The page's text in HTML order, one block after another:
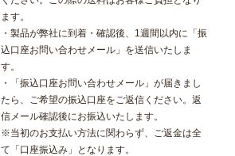
ます。
・製品が弊社に到着・確認後、1週間以内に「振
込口座お問い合わせメール」を送信いたしま
す。
・「振込口座お問い合わせメール」が届きまし
たら、ご希望の振込口座をご返信ください。返
信メール確認後にお振込いたします。
※当初のお支払い方法に関わらず、ご返金は全
て「口座振込み」となります。